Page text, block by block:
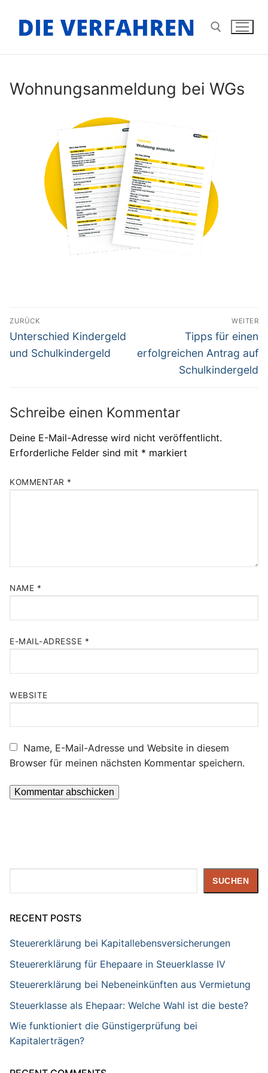
Inhalt
springen
Wohnungsanmeldung bei WGs
Beitragsnavigation
ZURÜCK
Vorheriger
Beitrag:
Unterschied Kindergeld
und Schulkindergeld
WEITER
Nächster
Beitrag:
Tipps für einen
erfolgreichen Antrag auf
Schulkindergeld
Schreibe einen Kommentar
Deine E-Mail-Adresse wird nicht veröffentlicht.
Erforderliche Felder sind mit * markiert
KOMMENTAR *
NAME *
E-MAIL-ADRESSE *
WEBSITE
Name, E-Mail-Adresse und Website in diesem
Browser für meinen nächsten Kommentar speichern.
SUCHEN
RECENT POSTS
Steuererklärung bei Kapitallebensversicherungen
Steuererklärung für Ehepaare in Steuerklasse IV
Steuererklärung bei Nebeneinkünften aus Vermietung
Steuerklasse als Ehepaar: Welche Wahl ist die beste?
Wie funktioniert die Günstigerprüfung bei
Kapitalerträgen?